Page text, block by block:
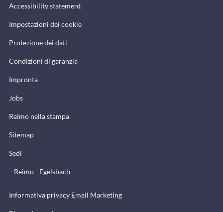
Accessibility statement
Impostazioni dei cookie
Protezione dei dati
Condizioni di garanzia
Impronta
Jobs
Reimo nella stampa
Sitemap
Sedi
Reimo - Egelsbach
Informativa privacy Email Marketing